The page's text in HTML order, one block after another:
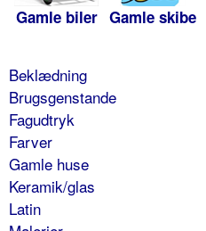
Gamle biler Gamle skibe
Beklædning
Brugsgenstande
Fagudtryk
Farver
Gamle huse
Keramik/glas
Latin